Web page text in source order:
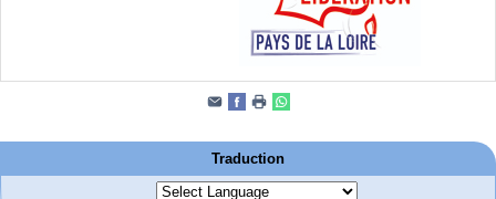
Traduction